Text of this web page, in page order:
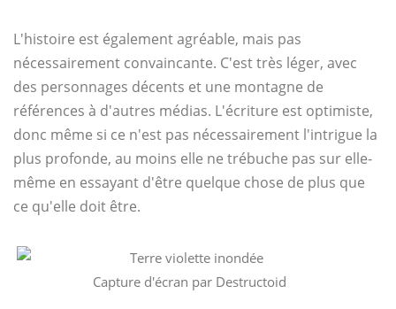
L'histoire est également agréable, mais pas
nécessairement convaincante. C'est très léger, avec
des personnages décents et une montagne de
références à d'autres médias. L'écriture est optimiste,
donc même si ce n'est pas nécessairement l'intrigue la
plus profonde, au moins elle ne trébuche pas sur elle-
même en essayant d'être quelque chose de plus que
ce qu'elle doit être.
Capture d'écran par Destructoid